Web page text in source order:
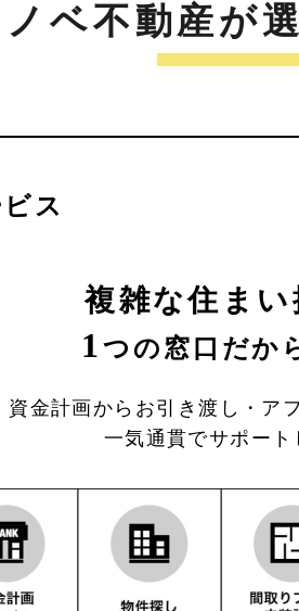
ノベ不動産が
ス
複雑な住まい
1つの窓口だか
資金計画からお引き渡し・ア
一気通貫でサポート